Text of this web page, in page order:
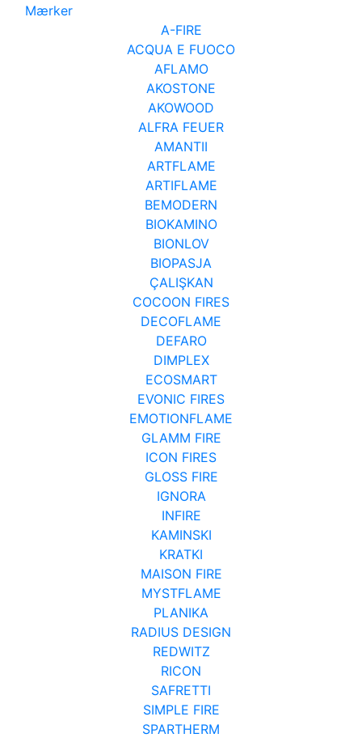
Mærker
A-FIRE
ACQUA E FUOCO
AFLAMO
AKOSTONE
AKOWOOD
ALFRA FEUER
AMANTII
ARTFLAME
ARTIFLAME
BEMODERN
BIOKAMINO
BIONLOV
BIOPASJA
ÇALIŞKAN
COCOON FIRES
DECOFLAME
DEFARO
DIMPLEX
ECOSMART
EVONIC FIRES
EMOTIONFLAME
GLAMM FIRE
ICON FIRES
GLOSS FIRE
IGNORA
INFIRE
KAMINSKI
KRATKI
MAISON FIRE
MYSTFLAME
PLANIKA
RADIUS DESIGN
REDWITZ
RICON
SAFRETTI
SIMPLE FIRE
SPARTHERM